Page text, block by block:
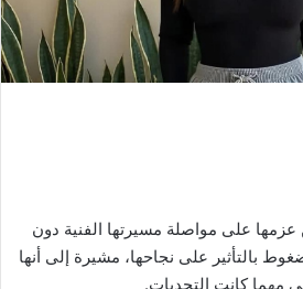
على مواصلة مسيرتها الفنية دون
بالتأثير على نجاحها، مشيرة إلى أنها
مهما كانت التحديات.